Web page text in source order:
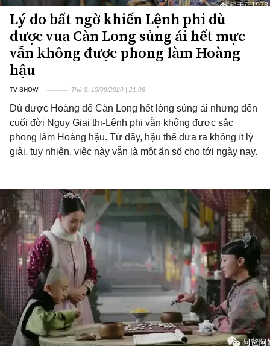
Lý do bất ngờ khiến Lệnh phi dù
được vua Càn Long sủng ái hết mực
vẫn không được phong làm Hoàng
hậu
TV SHOW Thứ 3, 15/09/2020 | 21:08
Dù được Hoàng đế Càn Long hết lòng sủng ái nhưng đến
cuối đời Nguỵ Giai thị-Lệnh phi vẫn không được sắc
phong làm Hoàng hậu. Từ đây, hậu thế đưa ra không ít lý
giải, tuy nhiên, việc này vẫn là một ẩn số cho tới ngày nay.